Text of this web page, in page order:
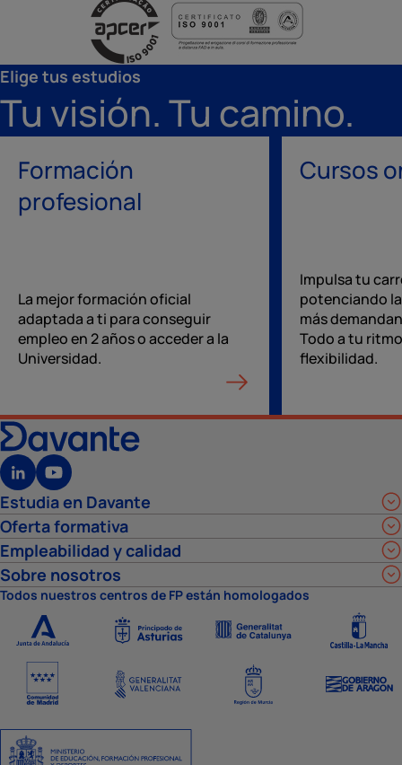
Elige tus estudios
Tu visión. Tu camino.
Formación
profesional
La mejor formación oficial
adaptada a ti para conseguir
empleo en 2 años o acceder a la
Universidad.
Cursos
Impulsa tu
potenciando
más
Todo a tu
flexibilidad.
Estudia en Davante
Oferta formativa
Empleabilidad y calidad
Sobre nosotros
Todos nuestros centros de FP están homologados